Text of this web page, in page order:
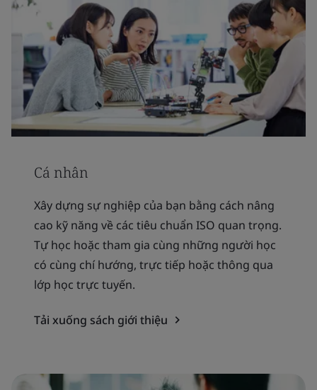
Cá nhân
Xây dựng sự nghiệp của bạn bằng cách nâng
cao kỹ năng về các tiêu chuẩn ISO quan trọng.
Tự học hoặc tham gia cùng những người học
có cùng chí hướng, trực tiếp hoặc thông qua
lớp học trực tuyến.
Tải xuống sách giới thiệu